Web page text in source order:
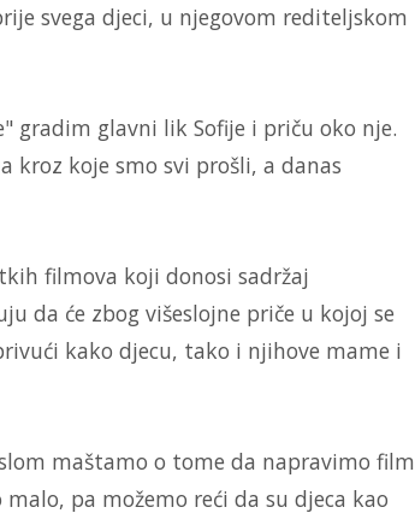
svega djeci, u njegovom rediteljskom
gradim glavni lik Sofije i priču oko nje.
kroz koje smo svi prošli, a danas
filmova koji donosi sadržaj
da će zbog višeslojne priče u kojoj se
kako djecu, tako i njihove mame i
maštamo o tome da napravimo film
pa možemo reći da su djeca kao